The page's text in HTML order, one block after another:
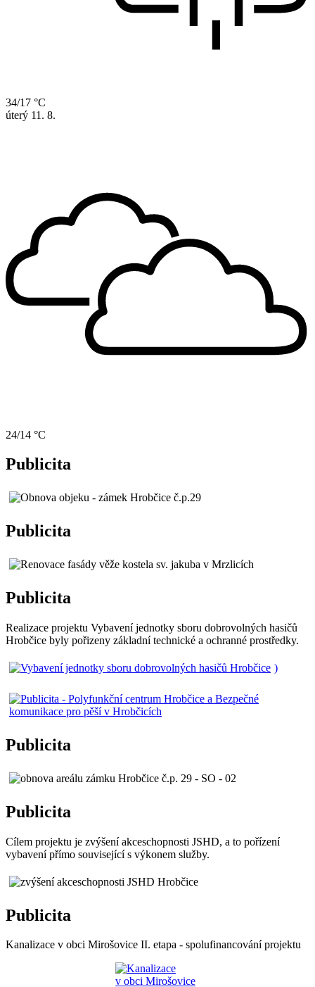
34/17 °C
úterý 11. 8.
24/14 °C
Publicita
Publicita
Publicita
Realizace projektu Vybavení jednotky sboru dobrovolných hasičů
Hrobčice byly pořizeny základní technické a ochranné prostředky.
)
Publicita
Publicita
Cílem projektu je zvýšení akceschopnosti JSHD, a to pořízení
vybavení přímo související s výkonem služby.
Publicita
Kanalizace v obci Mirošovice II. etapa - spolufinancování projektu